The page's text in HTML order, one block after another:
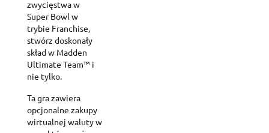
zwycięstwa w
Super Bowl w
trybie Franchise,
stwórz doskonały
skład w Madden
Ultimate Team™ i
nie tylko.
Ta gra zawiera
opcjonalne zakupy
wirtualnej waluty w